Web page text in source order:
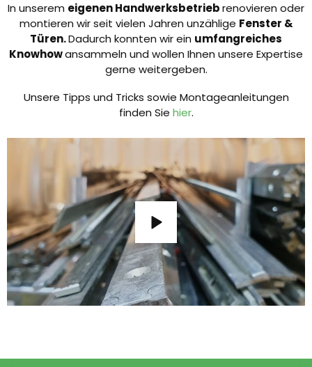
In unserem eigenen Handwerksbetriebrenovieren oder
montieren wir seit vielen Jahren unzählige Fenster &
Türen.Dadurch konnten wir ein umfangreiches
Knowhowansammeln und wollen Ihnen unsere Expertise
gerne weitergeben.
Unsere Tipps und Tricks sowie Montageanleitungen
finden Sie hier.